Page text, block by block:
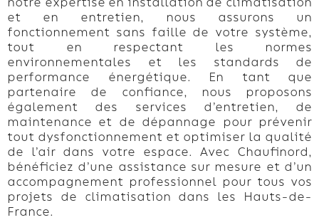
et en entretien, nous assurons un
fonctionnement sans faille de votre système,
tout en respectant les normes
environnementales et les standards de
performance énergétique. En tant que
partenaire de confiance, nous proposons
également des services d’entretien, de
maintenance et de dépannage pour prévenir
tout dysfonctionnement et optimiser la qualité
de l’air dans votre espace. Avec Chaufinord,
bénéficiez d’une assistance sur mesure et d’un
accompagnement professionnel pour tous vos
projets de climatisation dans les Hauts-de-
France.